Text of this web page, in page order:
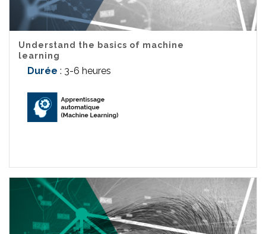
Understand the basics of machine
learning
Durée : 3-6 heures